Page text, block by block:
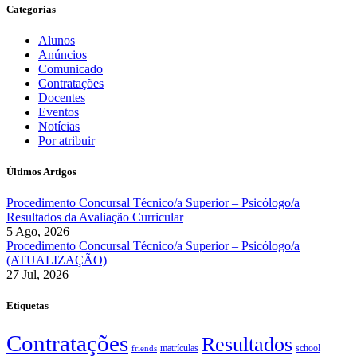
Categorias
Alunos
Anúncios
Comunicado
Contratações
Docentes
Eventos
Notícias
Por atribuir
Últimos Artigos
Procedimento Concursal Técnico/a Superior – Psicólogo/a
Resultados da Avaliação Curricular
5 Ago, 2026
Procedimento Concursal Técnico/a Superior – Psicólogo/a
(ATUALIZAÇÃO)
27 Jul, 2026
Etiquetas
Contratações friends matrículas Resultados school